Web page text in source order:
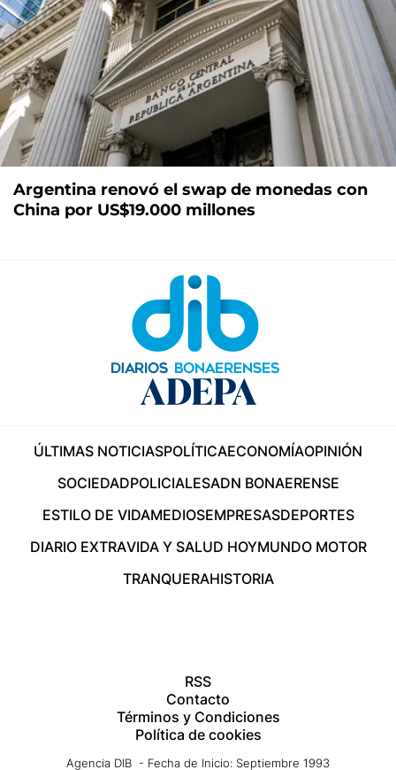
Argentina renovó el swap de monedas con
China por US$19.000 millones
ÚLTIMAS NOTICIASPOLÍTICAECONOMÍAOPINIÓN
SOCIEDADPOLICIALESADN BONAERENSE
ESTILO DE VIDAMEDIOSEMPRESASDEPORTES
DIARIO EXTRAVIDA Y SALUD HOYMUNDO MOTOR
TRANQUERAHISTORIA
RSS
Contacto
Términos y Condiciones
Política de cookies
Agencia DIB - Fecha de Inicio: Septiembre 1993